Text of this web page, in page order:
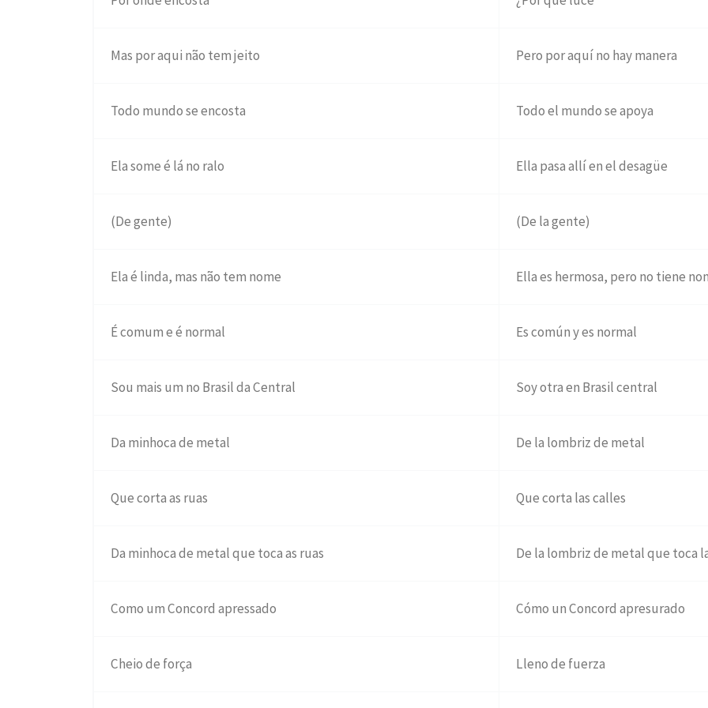
Mas por aqui não tem jeito Pero por aquí no hay manera
Todo mundo se encosta Todo el mundo se apoya
Ela some é lá no ralo Ella pasa allí en el desagüe
(De gente) (De la gente)
Ela é linda, mas não tem nome Ella es hermosa, pero no tiene
É comum e é normal Es común y es normal
Sou mais um no Brasil da Central Soy otra en Brasil central
Da minhoca de metal De la lombriz de metal
Que corta as ruas Que corta las calles
Da minhoca de metal que toca as ruas De la lombriz de metal que toca
Como um Concord apressado Cómo un Concord apresurado
Cheio de força Lleno de fuerza